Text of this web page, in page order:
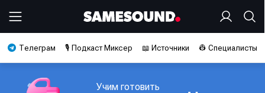
Телеграм 🎙️ Подкаст Миксер 📖 Источники 👷 Специалисты
Учим готовить